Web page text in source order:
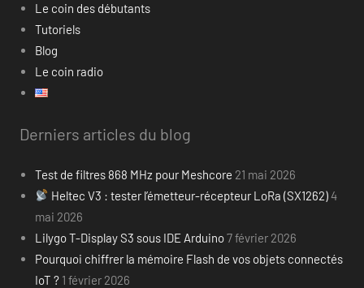
Le coin des débutants
Tutoriels
Blog
Le coin radio
Derniers articles du blog
Test de filtres 868 MHz pour Meshcore 21 mai 2026
Heltec V3 : tester l’émetteur-récepteur LoRa (SX1262)4
mai 2026
Lilygo T-Display S3 sous IDE Arduino7 février 2026
Pourquoi chiffrer la mémoire Flash de vos objets connectés
IoT ? 1 février 2026